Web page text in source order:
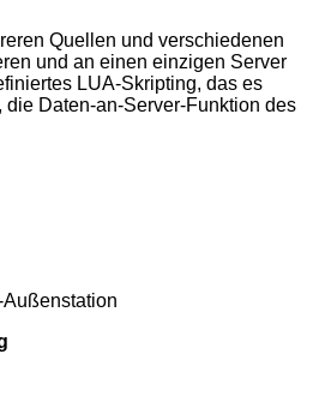
Quellen und verschiedenen
und an einen einzigen Server
LUA-Skripting, das es
die Daten-an-Server-Funktion des